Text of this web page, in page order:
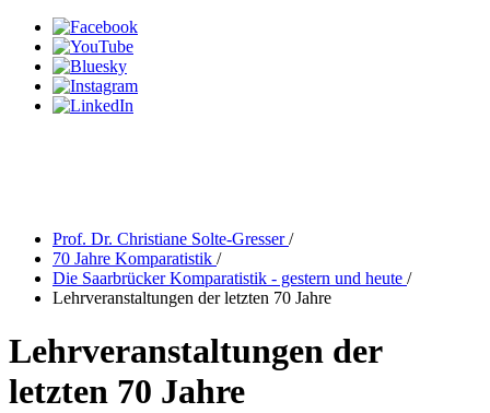
Prof. Dr. Christiane Solte-Gresser/
70 Jahre Komparatistik /
Die Saarbrücker Komparatistik - gestern und heute /
Lehrveranstaltungen der letzten 70 Jahre
Lehrveranstaltungen der
letzten 70 Jahre